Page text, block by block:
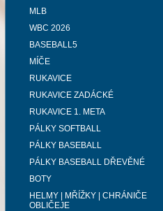
MLB
WBC 2026
BASEBALL5
MÍČE
RUKAVICE
RUKAVICE ZADÁCKÉ
RUKAVICE 1. META
PÁLKY SOFTBALL
PÁLKY BASEBALL
PÁLKY BASEBALL DŘEVĚNÉ
BOTY
HELMY | MŘÍŽKY | CHRÁNIČE
OBLIČEJE